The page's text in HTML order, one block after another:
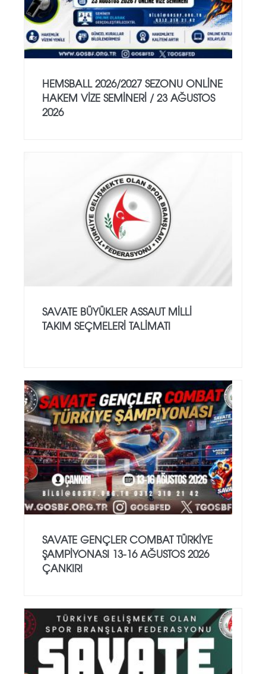
HEMSBALL 2026/2027 SEZONU ONLİNE
HAKEM VİZE SEMİNERİ / 23 AĞUSTOS
2026
SAVATE BÜYÜKLER ASSAUT MİLLİ
TAKIM SEÇMELERİ TALİMATI
SAVATE GENÇLER COMBAT TÜRKİYE
ŞAMPİYONASI 13-16 AĞUSTOS 2026
ÇANKIRI